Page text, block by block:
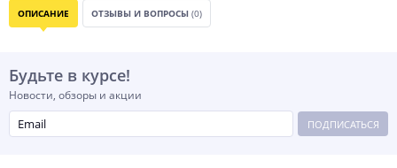
ОПИСАНИЕ ОТЗЫВЫ И ВОПРОСЫ (0)
Будьте в курсе!
Новости, обзоры и акции
ПОДПИСАТЬСЯ